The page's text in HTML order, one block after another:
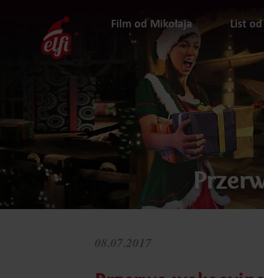
Film od Mikołaja List
08.07.2017